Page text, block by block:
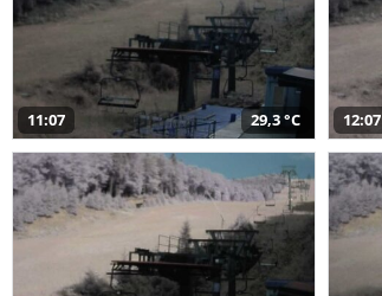
11:07 29,3 °C 12:07